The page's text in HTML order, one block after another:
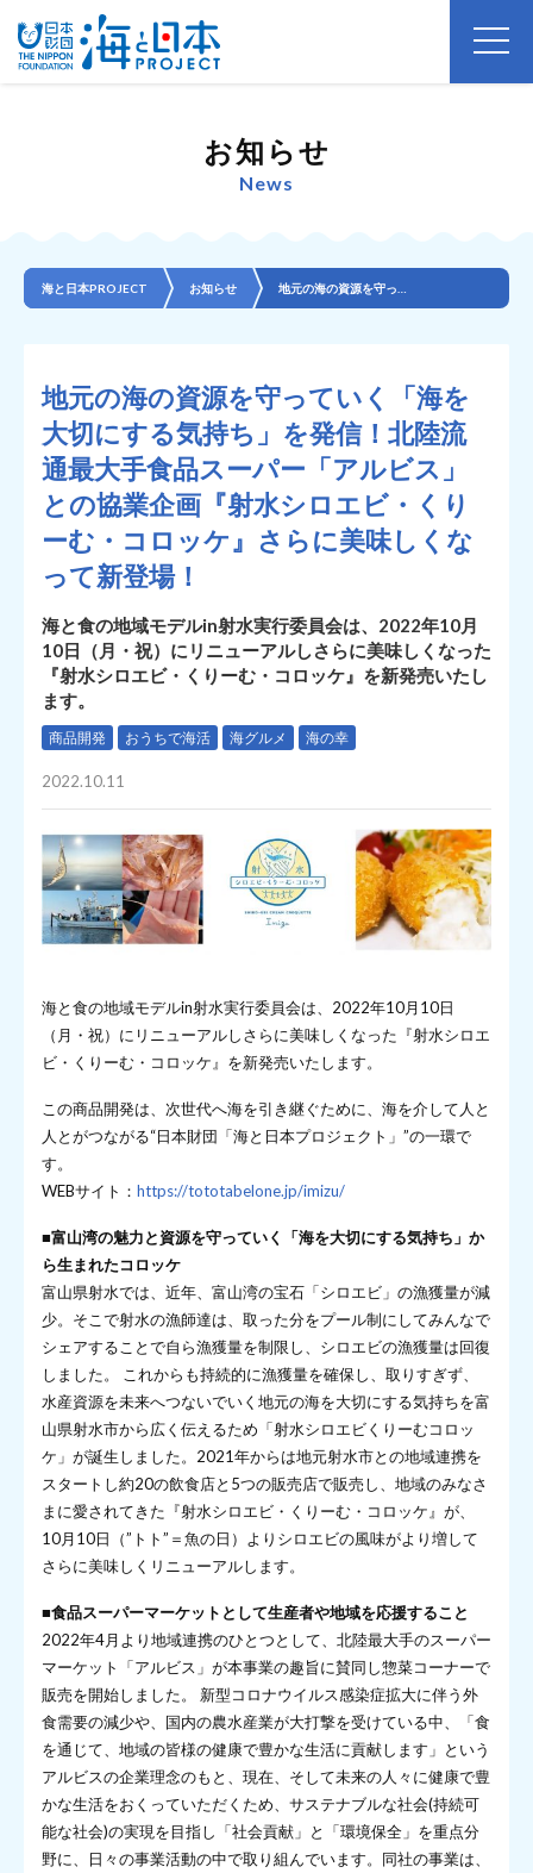
お知らせ
News
海と日本PROJECT お知らせ
地元の海の資源を守っていく「海を
大切にする気持ち」を発信！北陸流
通最大手食品スーパー「アルビス」
との協業企画『射水シロエビ・くり
ーむ・コロッケ』さらに美味しくな
って新登場！
海と食の地域モデルin射水実行委員会は、2022年10月
10日（月・祝）にリニューアルしさらに美味しくなった
『射水シロエビ・くりーむ・コロッケ』を新発売いたし
ます。
商品開発 おうちで海活 海グルメ 海の幸
2022.10.11
海と食の地域モデルin射水実行委員会は、2022年10月10日
（月・祝）にリニューアルしさらに美味しくなった『射水シロエ
ビ・くりーむ・コロッケ』を新発売いたします。
この商品開発は、次世代へ海を引き継ぐために、海を介して人と
人とがつながる“日本財団「海と日本プロジェクト」”の一環で
す。
WEBサイト： https://tototabelone.jp/imizu/
■富山湾の魅力と資源を守っていく「海を大切にする気持ち」か
ら生まれたコロッケ
富山県射水では、近年、富山湾の宝石「シロエビ」の漁獲量が減
少。そこで射水の漁師達は、取った分をプール制にしてみんなで
シェアすることで自ら漁獲量を制限し、シロエビの漁獲量は回復
しました。 これからも持続的に漁獲量を確保し、取りすぎず、
水産資源を未来へつないでいく地元の海を大切にする気持ちを富
山県射水市から広く伝えるため「射水シロエビくりーむコロッ
ケ」が誕生しました。2021年からは地元射水市との地域連携を
スタートし約20の飲食店と5つの販売店で販売し、地域のみなさ
まに愛されてきた『射水シロエビ・くりーむ・コロッケ』が、
10月10日（”トト”＝魚の日）よりシロエビの風味がより増して
さらに美味しくリニューアルします。
■食品スーパーマーケットとして生産者や地域を応援すること
2022年4月より地域連携のひとつとして、北陸最大手のスーパー
マーケット「アルビス」が本事業の趣旨に賛同し惣菜コーナーで
販売を開始しました。 新型コロナウイルス感染症拡大に伴う外
食需要の減少や、国内の農水産業が大打撃を受けている中、「食
を通じて、地域の皆様の健康で豊かな生活に貢献します」という
アルビスの企業理念のもと、現在、そして未来の人々に健康で豊
かな生活をおくっていただくため、サステナブルな社会(持続可
能な社会)の実現を目指し「社会貢献」と「環境保全」を重点分
野に、日々の事業活動の中で取り組んでいます。同社の事業は、